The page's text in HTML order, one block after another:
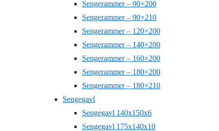
Sengerammer – 90×200
Sengerammer – 90×210
Sengerammer – 120×200
Sengerammer – 140×200
Sengerammer – 160×200
Sengerammer – 180×200
Sengerammer – 180×210
Sengegavl
Sengegavl 140x150x6
Sengegavl 175x140x10